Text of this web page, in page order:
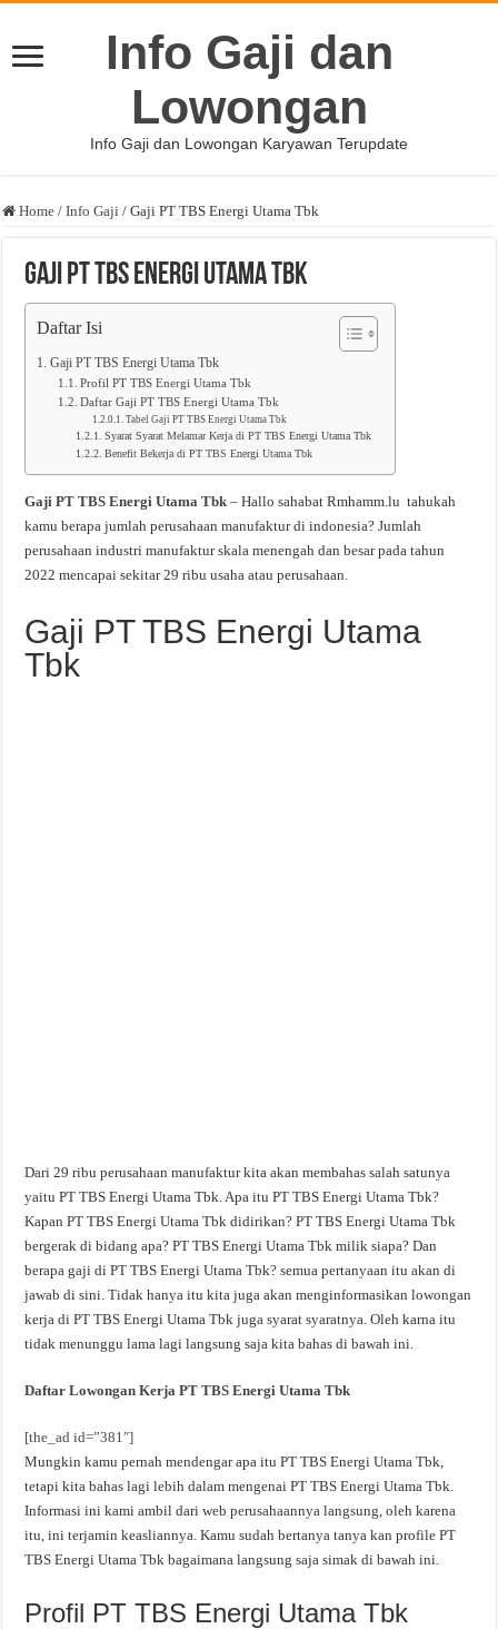
Info Gaji dan
Lowongan
Info Gaji dan Lowongan Karyawan Terupdate
Home / Info Gaji / Gaji PT TBS Energi Utama Tbk
Gaji PT TBS Energi Utama Tbk
Daftar Isi
Gaji PT TBS Energi Utama Tbk
Profil PT TBS Energi Utama Tbk
Daftar Gaji PT TBS Energi Utama Tbk
Tabel Gaji PT TBS Energi Utama Tbk
Syarat Syarat Melamar Kerja di PT TBS Energi Utama Tbk
Benefit Bekerja di PT TBS Energi Utama Tbk
Gaji PT TBS Energi Utama Tbk – Hallo sahabat Rmhamm.lu tahukah
kamu berapa jumlah perusahaan manufaktur di indonesia? Jumlah
perusahaan industri manufaktur skala menengah dan besar pada tahun
2022 mencapai sekitar 29 ribu usaha atau perusahaan.
Gaji PT TBS Energi Utama
Tbk
Dari 29 ribu perusahaan manufaktur kita akan membahas salah satunya
yaitu PT TBS Energi Utama Tbk. Apa itu PT TBS Energi Utama Tbk?
Kapan PT TBS Energi Utama Tbk didirikan? PT TBS Energi Utama Tbk
bergerak di bidang apa? PT TBS Energi Utama Tbk milik siapa? Dan
berapa gaji di PT TBS Energi Utama Tbk? semua pertanyaan itu akan di
jawab di sini. Tidak hanya itu kita juga akan menginformasikan lowongan
kerja di PT TBS Energi Utama Tbk juga syarat syaratnya. Oleh karna itu
tidak menunggu lama lagi langsung saja kita bahas di bawah ini.
Daftar Lowongan Kerja PT TBS Energi Utama Tbk
[the_ad id=”381″]
Mungkin kamu pernah mendengar apa itu PT TBS Energi Utama Tbk,
tetapi kita bahas lagi lebih dalam mengenai PT TBS Energi Utama Tbk.
Informasi ini kami ambil dari web perusahaannya langsung, oleh karena
itu, ini terjamin keasliannya. Kamu sudah bertanya tanya kan profile PT
TBS Energi Utama Tbk bagaimana langsung saja simak di bawah ini.
Profil PT TBS Energi Utama Tbk